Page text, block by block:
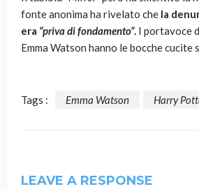
fonte anonima ha rivelato che la
era “priva di fondamento”. I portavoce
Emma Watson hanno le bocche cucite
Tags : Emma Watson Harry
LEAVE A RESPONSE